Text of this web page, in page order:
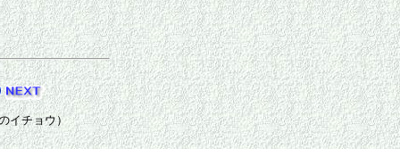
イチョウ）